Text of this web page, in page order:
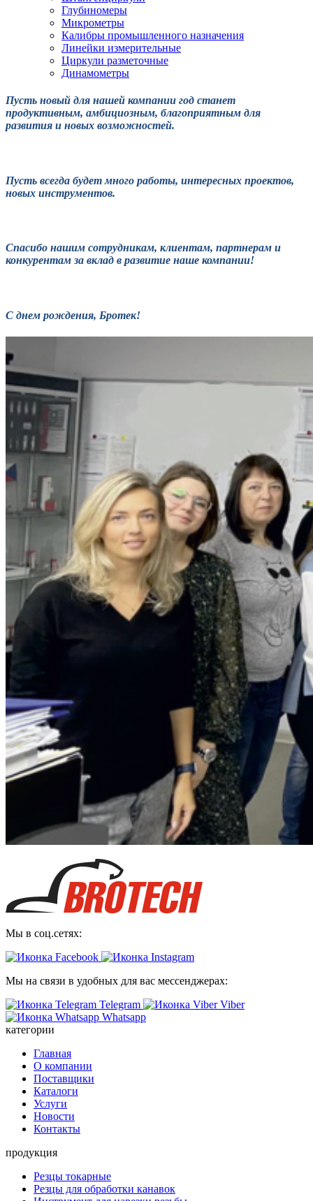
Глубиномеры
Микрометры
Калибры промышленного назначения
Линейки измерительные
Циркули разметочные
Динамометры
Пусть новый для нашей компании год станет
продуктивным, амбициозным, благоприятным для
развития и новых возможностей.
Пусть всегда будет много работы, интересных проектов,
новых инструментов.
Спасибо нашим сотрудникам, клиентам, партнерам и
конкурентам за вклад в развитие наше компании!
С днем рождения, Бротек!
Мы в соц.сетях:
Мы на связи в удобных для вас мессенджерах:
Telegram
Viber
Whatsapp
категории
Главная
О компании
Поставщики
Каталоги
Услуги
Новости
Контакты
продукция
Резцы токарные
Резцы для обработки канавок